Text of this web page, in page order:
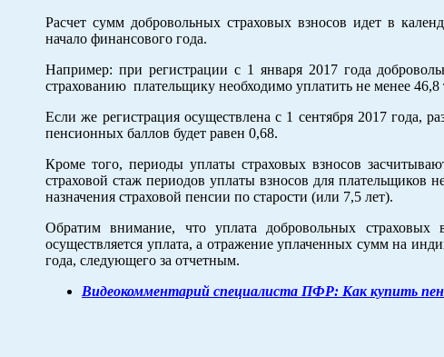
Расчет сумм добровольных страховых взносов идет в
начало финансового года.
Например: при регистрации с 1 января 2017 года
страхованию плательщику необходимо уплатить не менее 46,8
Если же регистрация осуществлена с 1 сентября 2017 года,
пенсионных баллов будет равен 0,68.
Кроме того, периоды уплаты страховых взносов
страховой стаж периодов уплаты взносов для плательщиков
назначения страховой пенсии по старости (или 7,5 лет).
Обратим внимание, что уплата добровольных страховых
осуществляется уплата, а отражение уплаченных сумм на
года, следующего за отчетным.
Видеокомментарий специалиста ПФР: Как купить